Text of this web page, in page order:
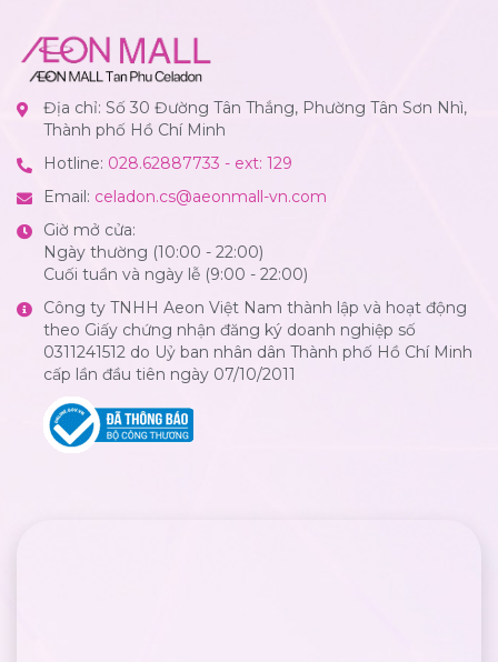
Địa chỉ: Số 30 Đường Tân Thắng, Phường Tân Sơn Nhì,
Thành phố Hồ Chí Minh
Hotline: 028.62887733 - ext: 129
Email: celadon.cs@aeonmall-vn.com
Giờ mở cửa:
Ngày thường (10:00 - 22:00)
Cuối tuần và ngày lễ (9:00 - 22:00)
Công ty TNHH Aeon Việt Nam thành lập và hoạt động
theo Giấy chứng nhận đăng ký doanh nghiệp số
0311241512 do Uỷ ban nhân dân Thành phố Hồ Chí Minh
cấp lần đầu tiên ngày 07/10/2011